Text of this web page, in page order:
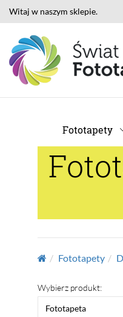
Witaj w naszym sklepie.
Fototapety
Fototapety
Wybierz produkt:
Fototapeta